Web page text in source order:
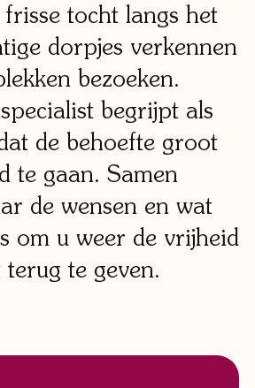
Zwolle
Bezoek
Bekijk
tocht langs het
dorpjes verkennen
bezoeken.
begrijpt als
de behoefte groot
te gaan. Samen
de wensen en wat
om u weer de vrijheid
te geven.